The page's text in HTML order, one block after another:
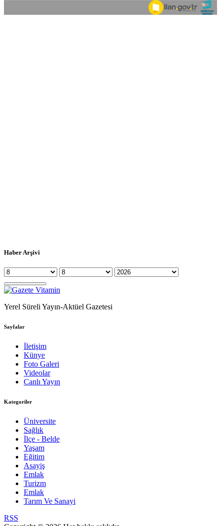
Haber Arşivi
Yerel Süreli Yayın-Aktüel Gazetesi
Sayfalar
İletişim
Künye
Foto Galeri
Videolar
Canlı Yayın
Kategoriler
Üniversite
Sağlık
İlçe - Belde
Yaşam
Eğitim
Asayiş
Emlak
Turizm
Emlak
Tarım Ve Sanayi
RSS